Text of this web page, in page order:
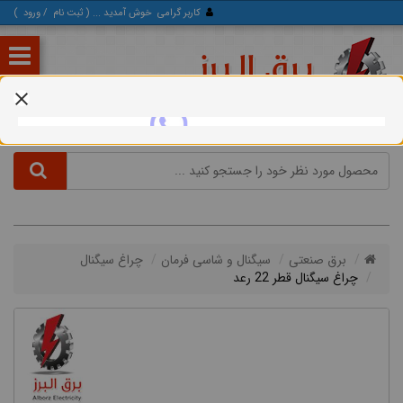
کاربر گرامی خوش آمدید ... ( ثبت‌ نام /ورود )
برق صنعتی سیگنال و شاسی فرمان
چراغ سیگنال
چراغ سیگنال قطر 22 رعد